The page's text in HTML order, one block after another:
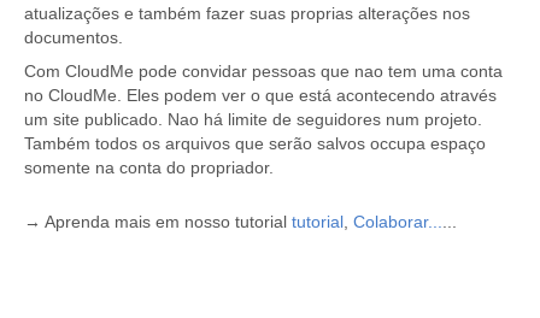
atualizações e também fazer suas proprias alterações nos
documentos.
Com CloudMe pode convidar pessoas que nao tem uma conta
no CloudMe. Eles podem ver o que está acontecendo através
um site publicado. Nao há limite de seguidores num projeto.
Também todos os arquivos que serão salvos occupa espaço
somente na conta do propriador.
→ Aprenda mais em nosso tutorial tutorial Colaborar...